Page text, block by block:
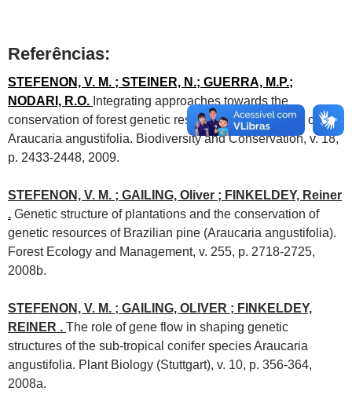
Referências:
STEFENON, V. M. ; STEINER, N.; GUERRA, M.P.;
NODARI, R.O. Integrating approaches towards the
conservation of forest genetic resources: a case study of
Araucaria angustifolia. Biodiversity and Conservation, v. 18,
p. 2433-2448, 2009.
STEFENON, V. M. ; GAILING, Oliver ; FINKELDEY, Reiner
. Genetic structure of plantations and the conservation of
genetic resources of Brazilian pine (Araucaria angustifolia).
Forest Ecology and Management, v. 255, p. 2718-2725,
2008b.
STEFENON, V. M. ; GAILING, OLIVER ; FINKELDEY,
REINER . The role of gene flow in shaping genetic
structures of the sub-tropical conifer species Araucaria
angustifolia. Plant Biology (Stuttgart), v. 10, p. 356-364,
2008a.